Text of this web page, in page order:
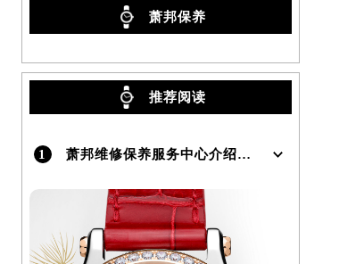
萧邦保养
推荐阅读
1 萧邦维修保养服务中心介绍 | Chopard